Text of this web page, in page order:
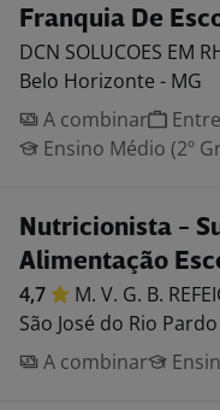
Franquia De
DCN SOLUCOES EM
Belo Horizonte - MG
A combinar
Ensino Médio (2º
Nutricionista -
Alimentação
4,7 M. V. G. B.
São José do Rio Pardo
A combinar